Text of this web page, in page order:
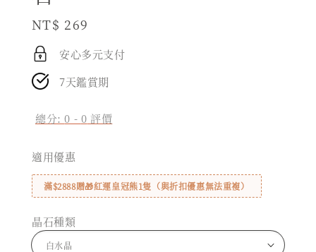
Regular
price
NT$ 269
安心多元支付
7天鑑賞期
總分:0 - 0 評價
適用優惠
滿$2888贈🎁紅運皇冠熊1隻（與折扣優惠無法重複）
晶石種類